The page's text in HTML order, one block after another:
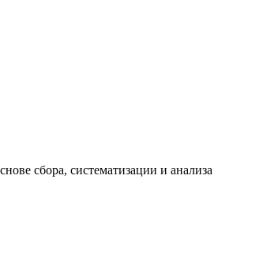
сбора, систематизации и анализа